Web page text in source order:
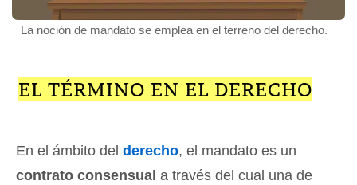
La noción de mandato se emplea en el terreno del derecho.
EL TÉRMINO EN EL DERECHO
En el ámbito del derecho, el mandato es un
contrato consensual a través del cual una de